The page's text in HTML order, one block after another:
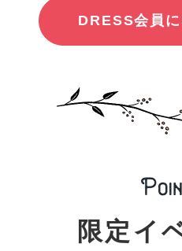
DRESS会員に
限定イ